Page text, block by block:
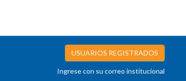
USUARIOS REGISTRADOS
Ingrese con su correo institucional